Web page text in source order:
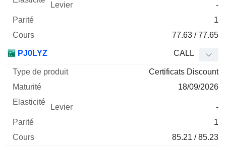
-
1
77.63 / 77.65
PJ0LYZ CALL
Certificats Discount
18/09/2026
-
1
85.21 / 85.23